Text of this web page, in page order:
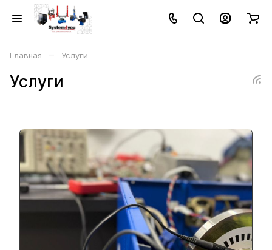
Главная – Услуги
Услуги